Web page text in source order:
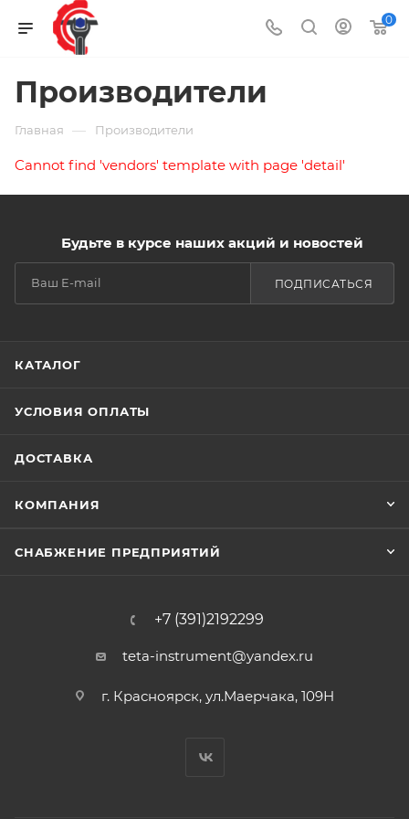
0
Производители
Главная — Производители
Cannot find 'vendors' template with page 'detail'
Будьте в курсе наших акций и новостей
ПОДПИСАТЬСЯ
КАТАЛОГ
УСЛОВИЯ ОПЛАТЫ
ДОСТАВКА
КОМПАНИЯ
СНАБЖЕНИЕ ПРЕДПРИЯТИЙ
+7 (391)2192299
teta-instrument@yandex.ru
г. Красноярск, ул.Маерчака, 109Н